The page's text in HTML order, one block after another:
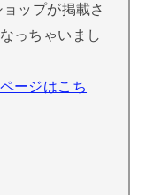
ップが掲載さ
っちゃいまし
ージはこち